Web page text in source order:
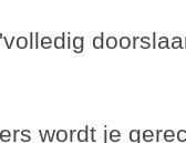
wordt je